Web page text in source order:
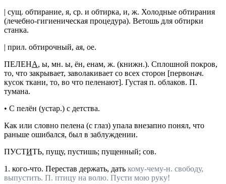
| сущ. обтирание, я, ср. и обтирка, и, ж. Холодные обтирания
(лечебно-гигиеническая процедура). Ветошь для обтирки
станка.
| прил. обтирочный, ая, ое.
ПЕЛЕНА, ы, мн. ы, ён, енам, ж. (книжн.). Сплошной покров,
то, что закрывает, заволакивает со всех сторон [первонач.
кусок ткани, то, во что пеленают]. Густая п. облаков. П.
тумана.
• С пелён (устар.) с детства.
Как или словно пелена (с глаз) упала внезапно понял, что
раньше ошибался, был в заблуждении.
ПУСТИТЬ, пущу, пустишь; пущенный; сов.
1. кого-что. Перестав держать, дать кому-чему-н. свободу,
выпустить. П. птицу на волю. Пусти мою руку!